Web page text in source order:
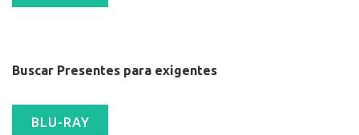
Buscar Presentes para exigentes